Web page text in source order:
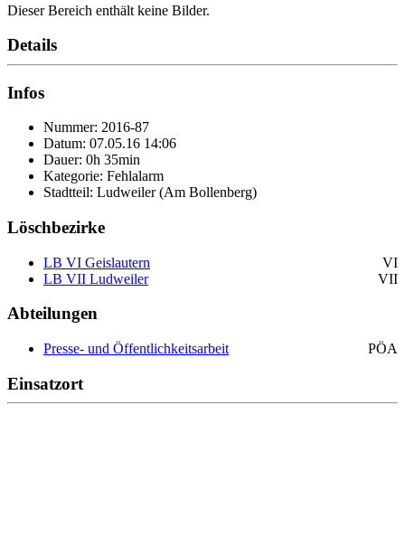
Dieser Bereich enthält keine Bilder.
Details
Infos
Nummer: 2016-87
Datum: 07.05.16 14:06
Dauer: 0h 35min
Kategorie: Fehlalarm
Stadtteil: Ludweiler (Am Bollenberg)
Löschbezirke
LB VI Geislautern
VI
LB VII Ludweiler
VII
Abteilungen
Presse- und Öffentlichkeitsarbeit PÖA
Einsatzort